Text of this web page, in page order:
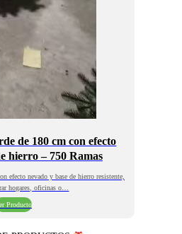
de 180 cm con efecto
hierro – 750 Ramas
efecto nevado y base de hierro resistente,
hogares, oficinas o…
Producto